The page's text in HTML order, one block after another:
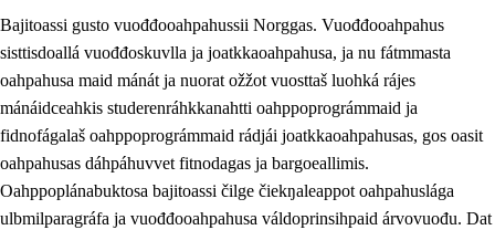
Bajitoassi gusto vuođđooahpahussii Norggas. Vuođđooahpahus
sisttisdoallá vuođđoskuvlla ja joatkkaoahpahusa, ja nu fátmmasta
oahpahusa maid mánát ja nuorat ožžot vuosttaš luohká rájes
mánáidceahkis studerenráhkkanahtti oahppoprográmmaid ja
fidnofágalaš oahppoprográmmaid rádjái joatkkaoahpahusas, gos oasit
oahpahusas dáhpáhuvvet fitnodagas ja bargoeallimis.
Oahppoplánabuktosa bajitoassi čilge čiekŋaleappot oahpahuslága
ulbmilparagráfa ja vuođđooahpahusa váldoprinsihpaid árvovuođu. Dat